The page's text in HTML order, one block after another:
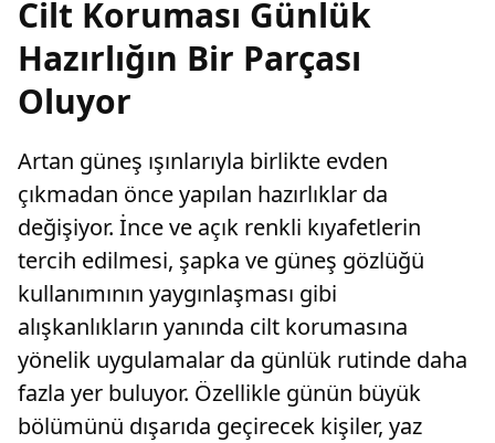
Cilt Koruması Günlük
Hazırlığın Bir Parçası
Oluyor
Artan güneş ışınlarıyla birlikte evden
çıkmadan önce yapılan hazırlıklar da
değişiyor. İnce ve açık renkli kıyafetlerin
tercih edilmesi, şapka ve güneş gözlüğü
kullanımının yaygınlaşması gibi
alışkanlıkların yanında cilt korumasına
yönelik uygulamalar da günlük rutinde daha
fazla yer buluyor. Özellikle günün büyük
bölümünü dışarıda geçirecek kişiler, yaz